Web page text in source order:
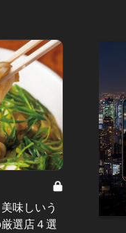
味しいう
選店４選
2025
大人
立ち
ート